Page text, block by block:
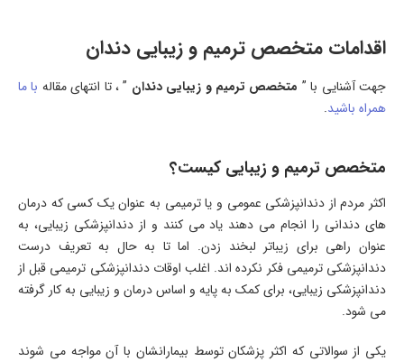
اقدامات متخصص ترمیم و زیبایی دندان
جهت آشنایی با ” متخصص ترمیم و زیبایی دندان ” ، تا انتهای مقاله با ما
همراه باشید.
متخصص ترمیم و زیبایی کیست؟
اکثر مردم از دندانپزشکی عمومی و یا ترمیمی به عنوان یک کسی که درمان
های دندانی را انجام می دهند یاد می کنند و از دندانپزشکی زیبایی، به
عنوان راهی برای زیباتر لبخند زدن. اما تا به حال به تعریف درست
دندانپزشکی ترمیمی فکر نکرده اند. اغلب اوقات دندانپزشکی ترمیمی قبل از
دندانپزشکی زیبایی، برای کمک به پایه و اساس درمان و زیبایی به کار گرفته
می شود.
یکی از سوالاتی که اکثر پزشکان توسط بیمارانشان با آن مواجه می شوند